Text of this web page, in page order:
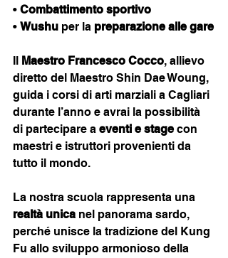
• Combattimento sportivo
• Wushu per la preparazione alle gare
Il Maestro Francesco Cocco, allievo
diretto del Maestro Shin Dae Woung,
guida i corsi di arti marziali a Cagliari
durante l’anno e avrai la possibilità
di partecipare a eventi e stage con
maestri e istruttori provenienti da
tutto il mondo.
La nostra scuola rappresenta una
realtà unica nel panorama sardo,
perché unisce la tradizione del Kung
Fu allo sviluppo armonioso della